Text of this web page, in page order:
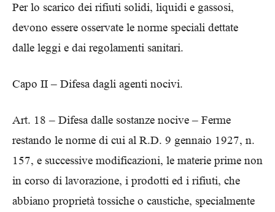
Per lo scarico dei rifiuti solidi, liquidi e gassosi,
devono essere osservate le norme speciali dettate
dalle leggi e dai regolamenti sanitari.
Capo II – Difesa dagli agenti nocivi.
Art. 18 – Difesa dalle sostanze nocive – Ferme
restando le norme di cui al R.D. 9 gennaio 1927, n.
157, e successive modificazioni, le materie prime non
in corso di lavorazione, i prodotti ed i rifiuti, che
abbiano proprietà tossiche o caustiche, specialmente